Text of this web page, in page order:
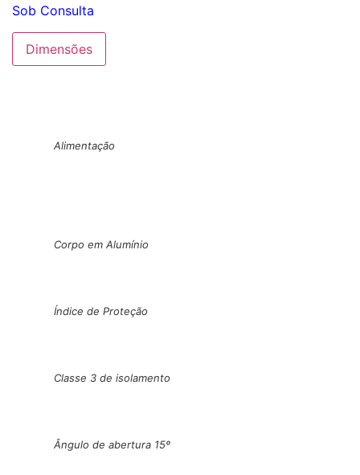
Sob Consulta
Dimensões
Alimentação
Corpo em Alumínio
Índice de Proteção
Classe 3 de isolamento
Ângulo de abertura 15º